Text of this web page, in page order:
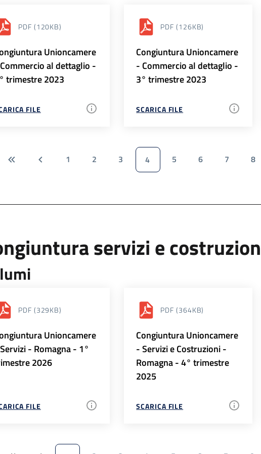
PDF (120KB)
Unioncamere
al dettaglio -
trimestre 2023
FILE
PDF (126KB)
Congiuntura Unioncamere
- Commercio al dettaglio -
3° trimestre 2023
SCARICA FILE
1 2 3 4 5 6 7 8
servizi e
PDF (329KB)
Unioncamere
- Romagna - 1°
2026
FILE
PDF (364KB)
Congiuntura Unioncamere
- Servizi e Costruzioni -
Romagna - 4° trimestre
2025
SCARICA FILE